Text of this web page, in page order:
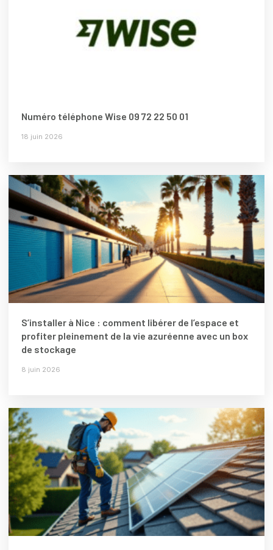
Numéro téléphone Wise 09 72 22 50 01
18 juin 2026
S’installer à Nice : comment libérer de l’espace et
profiter pleinement de la vie azuréenne avec un box
de stockage
8 juin 2026